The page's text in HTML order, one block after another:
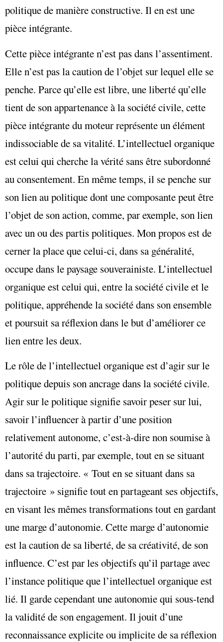
politique de manière constructive. Il en est une
pièce intégrante.
Cette pièce intégrante n’est pas dans l’assentiment.
Elle n’est pas la caution de l’objet sur lequel elle se
penche. Parce qu’elle est libre, une liberté qu’elle
tient de son appartenance à la société civile, cette
pièce intégrante du moteur représente un élément
indissociable de sa vitalité. L’intellectuel organique
est celui qui cherche la vérité sans être subordonné
au consentement. En même temps, il se penche sur
son lien au politique dont une composante peut être
l’objet de son action, comme, par exemple, son lien
avec un ou des partis politiques. Mon propos est de
cerner la place que celui-ci, dans sa généralité,
occupe dans le paysage souverainiste. L’intellectuel
organique est celui qui, entre la société civile et le
politique, appréhende la société dans son ensemble
et poursuit sa réflexion dans le but d’améliorer ce
lien entre les deux.
Le rôle de l’intellectuel organique est d’agir sur le
politique depuis son ancrage dans la société civile.
Agir sur le politique signifie savoir peser sur lui,
savoir l’influencer à partir d’une position
relativement autonome, c’est-à-dire non soumise à
l’autorité du parti, par exemple, tout en se situant
dans sa trajectoire. « Tout en se situant dans sa
trajectoire » signifie tout en partageant ses objectifs,
en visant les mêmes transformations tout en gardant
une marge d’autonomie. Cette marge d’autonomie
est la caution de sa liberté, de sa créativité, de son
influence. C’est par les objectifs qu’il partage avec
l’instance politique que l’intellectuel organique est
lié. Il garde cependant une autonomie qui sous-tend
la validité de son engagement. Il jouit d’une
reconnaissance explicite ou implicite de sa réflexion